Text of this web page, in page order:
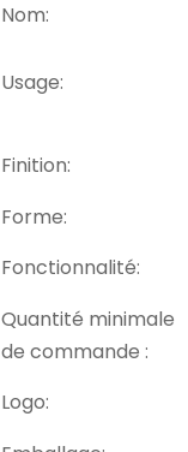
Nom:
Usage:
Finition:
Forme:
Fonctionnalité:
Quantité minimale
de commande :
Logo: